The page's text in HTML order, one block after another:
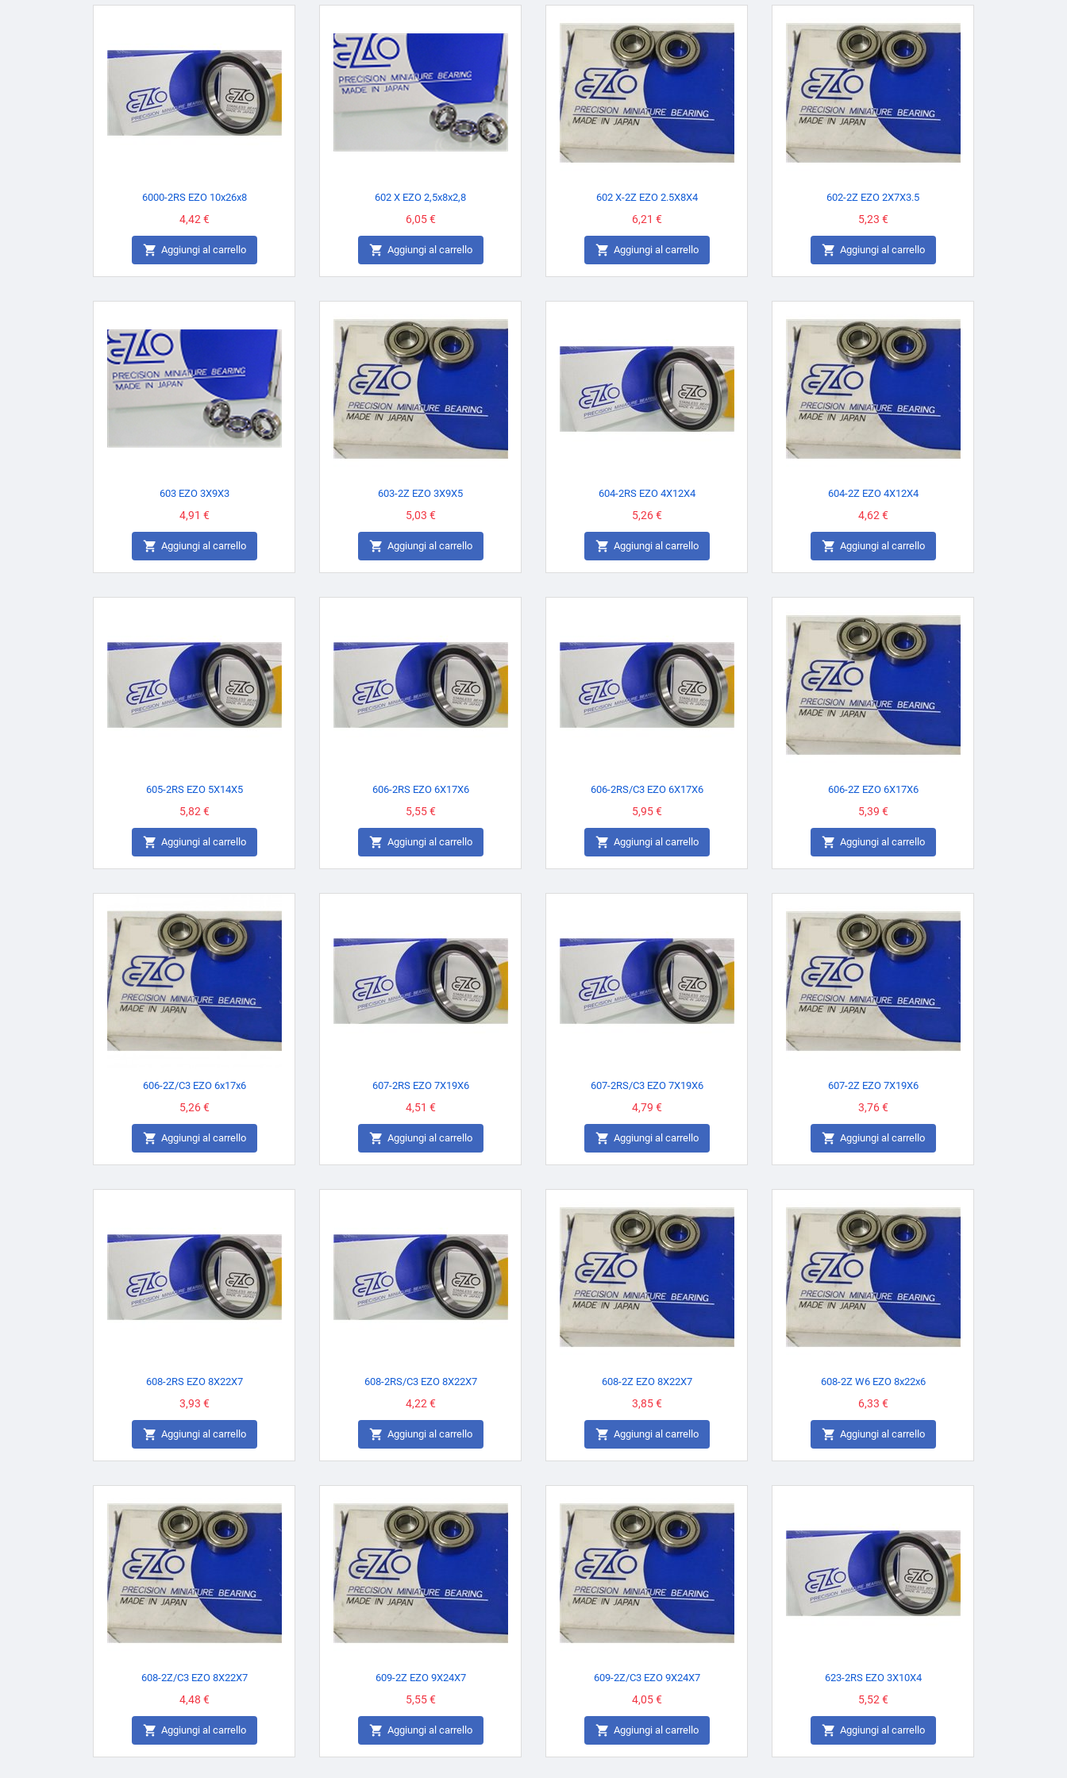
6000-2RS EZO 10x26x8
Prezzo
4,42 €
 Aggiungi al carrello
602 X EZO 2,5x8x2,8
Prezzo
6,05 €
 Aggiungi al carrello
602 X-2Z EZO 2.5X8X4
Prezzo
6,21 €
 Aggiungi al carrello
602-2Z EZO 2X7X3.5
Prezzo
5,23 €
 Aggiungi al carrello
603 EZO 3X9X3
Prezzo
4,91 €
 Aggiungi al carrello
603-2Z EZO 3X9X5
Prezzo
5,03 €
 Aggiungi al carrello
604-2RS EZO 4X12X4
Prezzo
5,26 €
 Aggiungi al carrello
604-2Z EZO 4X12X4
Prezzo
4,62 €
 Aggiungi al carrello
605-2RS EZO 5X14X5
Prezzo
5,82 €
 Aggiungi al carrello
606-2RS EZO 6X17X6
Prezzo
5,55 €
 Aggiungi al carrello
606-2RS/C3 EZO 6X17X6
Prezzo
5,95 €
 Aggiungi al carrello
606-2Z EZO 6X17X6
Prezzo
5,39 €
 Aggiungi al carrello
606-2Z/C3 EZO 6x17x6
Prezzo
5,26 €
 Aggiungi al carrello
607-2RS EZO 7X19X6
Prezzo
4,51 €
 Aggiungi al carrello
607-2RS/C3 EZO 7X19X6
Prezzo
4,79 €
 Aggiungi al carrello
607-2Z EZO 7X19X6
Prezzo
3,76 €
 Aggiungi al carrello
608-2RS EZO 8X22X7
Prezzo
3,93 €
 Aggiungi al carrello
608-2RS/C3 EZO 8X22X7
Prezzo
4,22 €
 Aggiungi al carrello
608-2Z EZO 8X22X7
Prezzo
3,85 €
 Aggiungi al carrello
608-2Z W6 EZO 8x22x6
Prezzo
6,33 €
 Aggiungi al carrello
608-2Z/C3 EZO 8X22X7
Prezzo
4,48 €
 Aggiungi al carrello
609-2Z EZO 9X24X7
Prezzo
5,55 €
 Aggiungi al carrello
609-2Z/C3 EZO 9X24X7
Prezzo
4,05 €
 Aggiungi al carrello
623-2RS EZO 3X10X4
Prezzo
5,52 €
 Aggiungi al carrello